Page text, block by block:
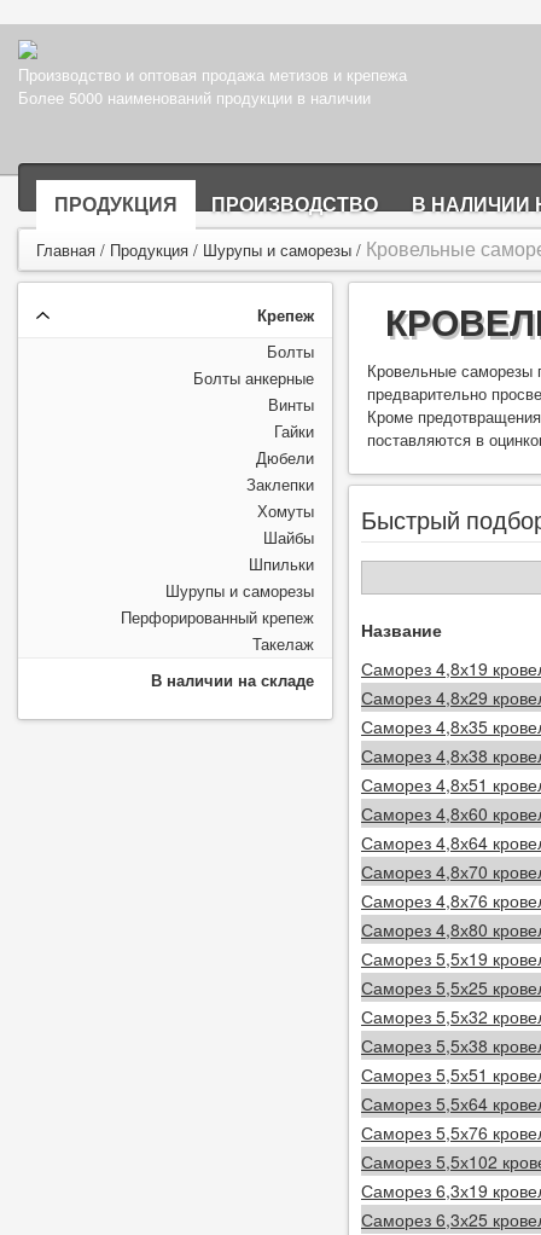
Производство и оптовая продажа метизов и крепежа
Более 5000 наименований продукции в наличии
ПРОДУКЦИЯ ПРОИЗВОДСТВО В НАЛИЧИИ
Главная / Продукция / Шурупы и саморезы / Кровельные
Крепеж
Болты
Болты анкерные
Винты
Гайки
Дюбели
Заклепки
Хомуты
Шайбы
Шпильки
Шурупы и саморезы
Перфорированный крепеж
Такелаж
В наличии на складе
Кровельные саморезы
предварительно
Кроме
поставляются в
Быстрый
Название
Саморез 4,8х19
Саморез 4,8х29
Саморез 4,8х35
Саморез 4,8х38
Саморез 4,8х51
Саморез 4,8х60
Саморез 4,8х64
Саморез 4,8х70
Саморез 4,8х76
Саморез 4,8х80
Саморез 5,5х19
Саморез 5,5х25
Саморез 5,5х32
Саморез 5,5х38
Саморез 5,5х51
Саморез 5,5х64
Саморез 5,5х76
Саморез 5,5х102
Саморез 6,3х19
Саморез 6,3х25